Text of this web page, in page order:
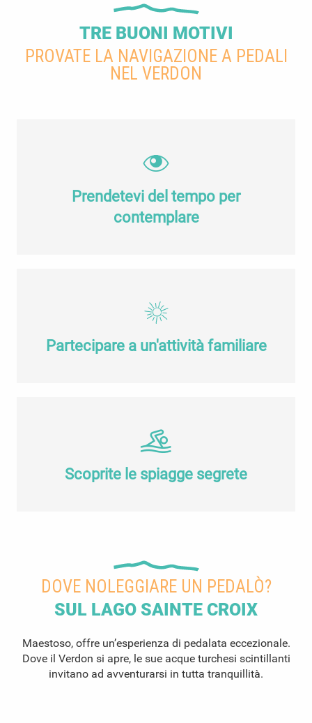
TRE BUONI MOTIVI
PROVATE LA NAVIGAZIONE A PEDALI
NEL VERDON
Prendetevi del tempo per
contemplare
Partecipare a un'attività familiare
Scoprite le spiagge segrete
DOVE NOLEGGIARE UN PEDALÒ?
SUL LAGO SAINTE CROIX
Maestoso, offre un’esperienza di pedalata eccezionale.
Dove il Verdon si apre, le sue acque turchesi scintillanti
invitano ad avventurarsi in tutta tranquillità.